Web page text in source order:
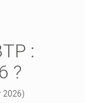
:
?
2026)